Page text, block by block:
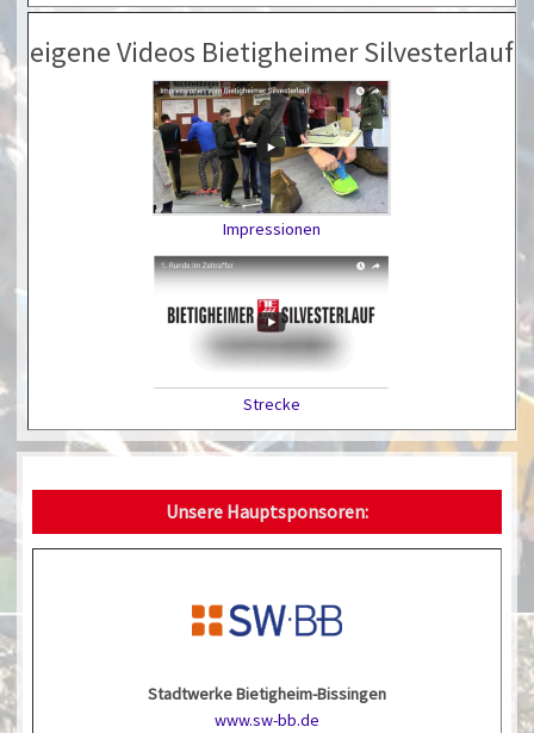
eigene Videos Bietigheimer Silvesterlauf
Impressionen
Strecke
Unsere Hauptsponsoren:
Stadtwerke Bietigheim-Bissingen
www.sw-bb.de